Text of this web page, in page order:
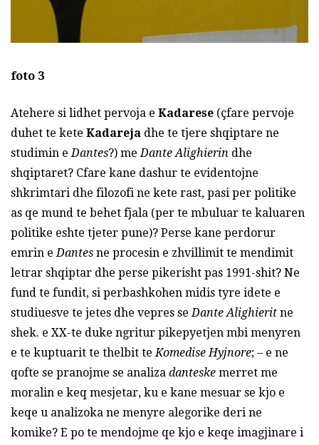
foto 3
Atehere si lidhet pervoja e Kadarese (çfare pervoje
duhet te kete Kadareja dhe te tjere shqiptare ne
studimin eDantes?) meDante Alighierin dhe
shqiptaret? Cfare kane dashur te evidentojne
shkrimtari dhe filozofi ne kete rast, pasi per politike
as qe mund te behet fjala (per te mbuluar te kaluaren
politike eshte tjeter pune)? Perse kane perdorur
emrin eDantes ne procesin e zhvillimit te mendimit
letrar shqiptar dhe perse pikerisht pas 1991-shit? Ne
fund te fundit, si perbashkohen midis tyre idete e
studiuesve te jetes dhe vepres seDante Alighierit ne
shek. e XX-te duke ngritur pikepyetjen mbi menyren
e te kuptuarit te thelbit teKomedise Hyjnore; – e ne
qofte se pranojme se analiza danteske merret me
moralin e keq mesjetar, ku e kane mesuar se kjo e
keqe u analizoka ne menyre alegorike deri ne
komike? E po te mendojme qe kjo e keqe imagjinare i